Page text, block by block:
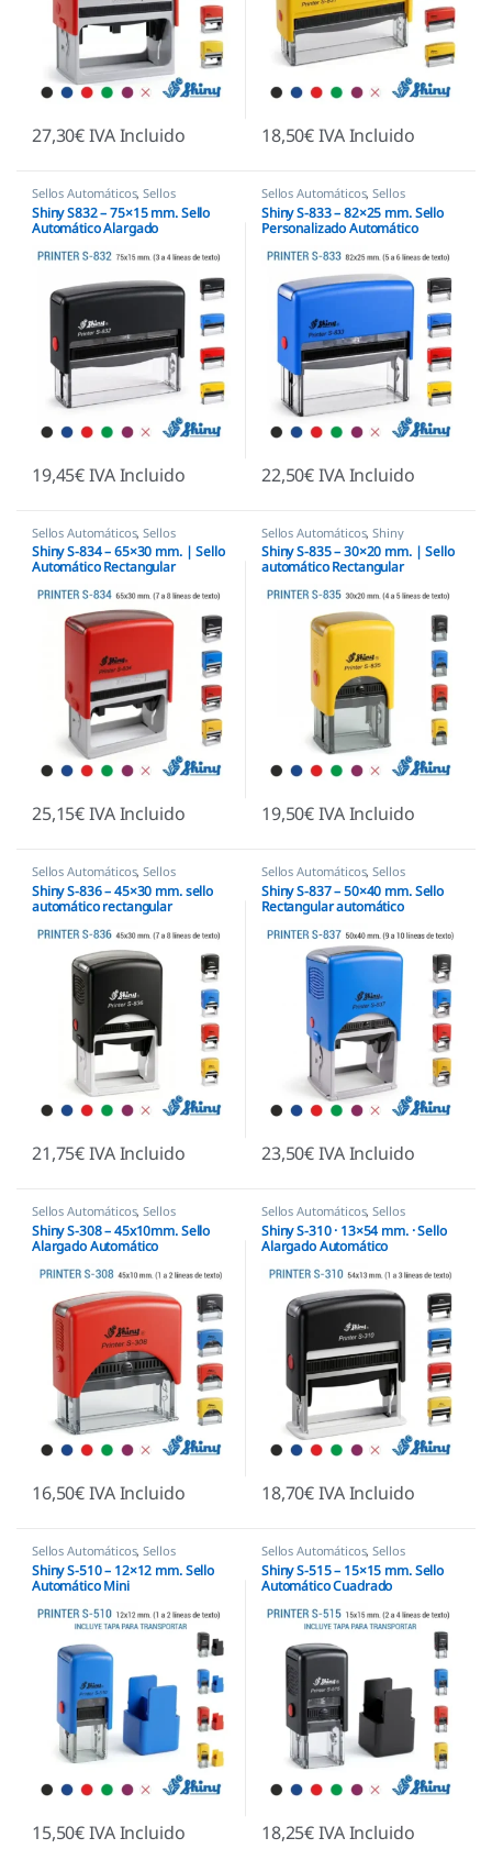
27,30€IVA Incluido 18,50€IVA Incluido
Sellos Automáticos,Sellos
empresas,Shiny
Shiny S832 – 75×15 mm. Sello
Automático Alargado
19,45€IVA Incluido
Sellos Automáticos,Sellos
empresas,Shiny
Shiny S-833 – 82×25 mm. Sello
Personalizado Automático
22,50€IVA Incluido
Sellos Automáticos,Sellos
empresas,Shiny
Shiny S-834 – 65×30 mm. | Sello
Automático Rectangular
25,15€IVA Incluido
Sellos Automáticos,Shiny
Shiny S-835 – 30×20 mm. | Sello
automático Rectangular
19,50€IVA Incluido
Sellos Automáticos,Sellos
empresas,Shiny
Shiny S-836 – 45×30 mm. sello
automático rectangular
21,75€IVA Incluido
Sellos Automáticos,Sellos
empresas,Shiny
Shiny S-837 – 50×40 mm. Sello
Rectangular automático
23,50€IVA Incluido
Sellos Automáticos,Sellos
empresas,Shiny
Shiny S-308 – 45x10mm. Sello
Alargado Automático
16,50€IVA Incluido
Sellos Automáticos,Sellos
empresas,Shiny
Shiny S-310 · 13×54 mm. · Sello
Alargado Automático
18,70€IVA Incluido
Sellos Automáticos,Sellos
empresas,Shiny
Shiny S-510 – 12×12 mm. Sello
Automático Mini
15,50€IVA Incluido
Sellos Automáticos,Sellos
empresas,Shiny
Shiny S-515 – 15×15 mm. Sello
Automático Cuadrado
18,25€IVA Incluido